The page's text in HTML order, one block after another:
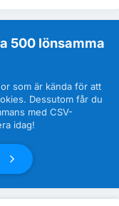
500 lönsamma
som är kända för att
Dessutom får du
med CSV-
idag!